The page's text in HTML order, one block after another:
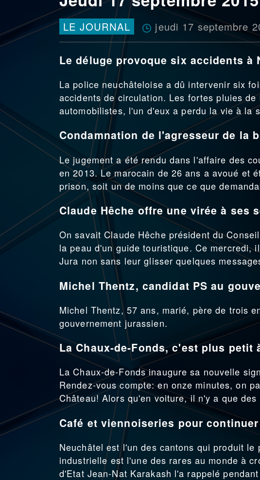
LE JOURNAL jeudi 17 septembre
Le déluge provoque six accidents à
La police neuchâteloise a dû intervenir six
accidents de circulation. Les fortes pluies
automobilistes, l'un d'eux a perdu la vie à la
Condamnation de l'agresseur de la
Le jugement a été rendu dans l'affaire des
en 2013. Le marocain de 26 ans a avoué et
prison, soit un de moins que ce que
Claude Hêche offre une virée à ses
On savait Claude Hêche président du
la peau d'un guide touristique. Ce mercredi,
Jura non sans leur glisser quelques
Michel Thentz, candidat PS au
Michel Thentz, 57 ans, marié, père de trois
gouvernement jurassien.
La Chaux-de-Fonds, c'est plus petit
La Chaux-de-Fonds inaugure sa nouvelle
Rendez-vous compte: en onze minutes, on
Château! Alors qu'en voiture, il n'y a que
Café et viennoiseries pour
Neuchâtel est l'un des cantons qui produit le
industrielle est l'une des rares au monde à
d'Etat Jean-Nat Karakash l'a rappelé